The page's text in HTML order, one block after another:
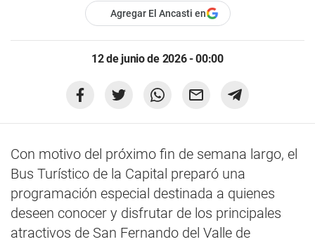
Agregar El Ancasti en
12 de junio de 2026 - 00:00
Con motivo del próximo fin de semana largo, el
Bus Turístico de la Capital preparó una
programación especial destinada a quienes
deseen conocer y disfrutar de los principales
atractivos de San Fernando del Valle de